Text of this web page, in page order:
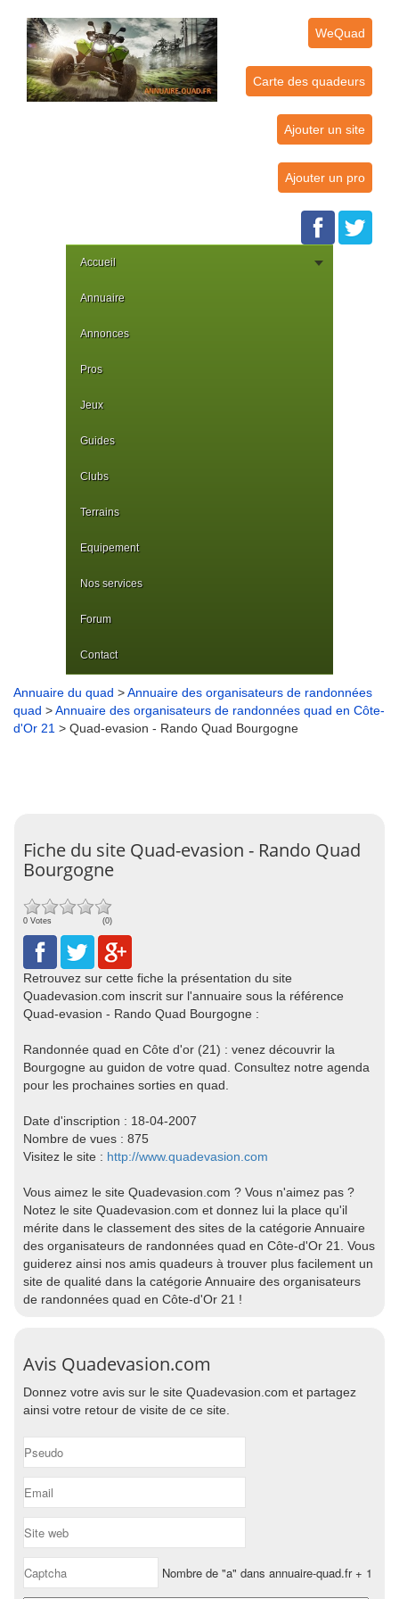
WeQuad
Carte des quadeurs
Ajouter un site
Ajouter un pro
Accueil
Annuaire
Annonces
Pros
Jeux
Guides
Clubs
Terrains
Equipement
Nos services
Forum
Contact
Annuaire du quad >Annuaire des organisateurs de randonnées
quad >Annuaire des organisateurs de randonnées quad en Côte-
d'Or 21 > Quad-evasion - Rando Quad Bourgogne
Fiche du site Quad-evasion - Rando Quad
Bourgogne
0 Votes (0)
Retrouvez sur cette fiche la présentation du site
Quadevasion.com inscrit sur l'annuaire sous la référence
Quad-evasion - Rando Quad Bourgogne :
Randonnée quad en Côte d'or (21) : venez découvrir la
Bourgogne au guidon de votre quad. Consultez notre agenda
pour les prochaines sorties en quad.
Date d'inscription : 18-04-2007
Nombre de vues : 875
Visitez le site : http://www.quadevasion.com
Vous aimez le site Quadevasion.com ? Vous n'aimez pas ?
Notez le site Quadevasion.com et donnez lui la place qu'il
mérite dans le classement des sites de la catégorie Annuaire
des organisateurs de randonnées quad en Côte-d'Or 21. Vous
guiderez ainsi nos amis quadeurs à trouver plus facilement un
site de qualité dans la catégorie Annuaire des organisateurs
de randonnées quad en Côte-d'Or 21 !
Avis Quadevasion.com
Donnez votre avis sur le site Quadevasion.com et partagez
ainsi votre retour de visite de ce site.
Nombre de "a" dans annuaire-quad.fr + 1